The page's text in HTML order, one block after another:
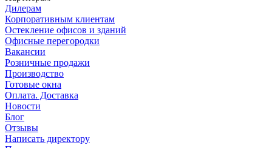
Дилерам
Корпоративным клиентам
Остекление офисов и зданий
Офисные перегородки
Вакансии
Розничные продажи
Производство
Готовые окна
Оплата. Доставка
Новости
Блог
Отзывы
Написать директору